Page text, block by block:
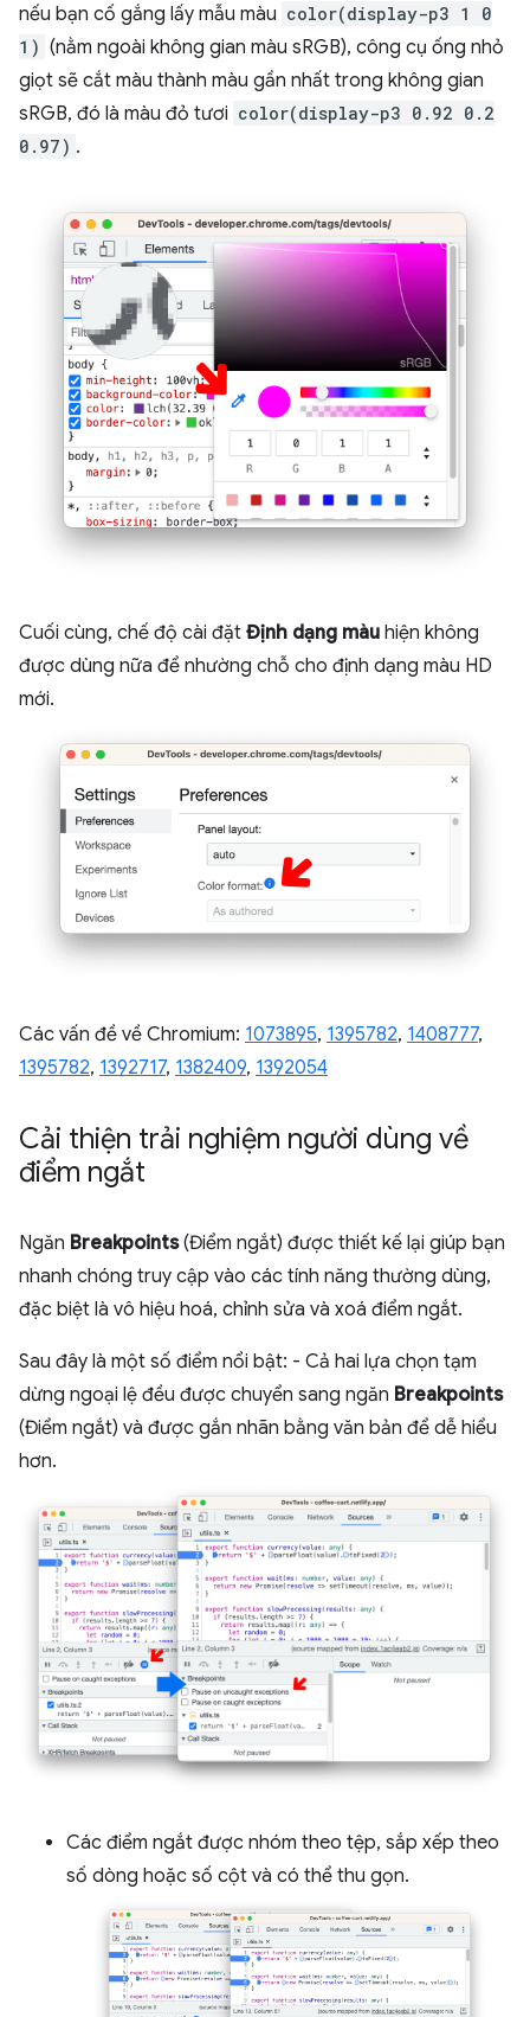
nếu bạn cố gắng lấy mẫu màu color(display-p3 1 0
1) (nằm ngoài không gian màu sRGB), công cụ ống nhỏ
giọt sẽ cắt màu thành màu gần nhất trong không gian
sRGB, đó là màu đỏ tươi color(display-p3 0.92 0.2
0.97) .
Cuối cùng, chế độ cài đặt Định dạng màu hiện không
được dùng nữa để nhường chỗ cho định dạng màu HD
mới.
Các vấn đề về Chromium: 1073895, 1395782, 1408777,
1395782, 1392717, 1382409, 1392054
Cải thiện trải nghiệm người dùng về
điểm ngắt
Ngăn Breakpoints(Điểm ngắt) được thiết kế lại giúp bạn
nhanh chóng truy cập vào các tính năng thường dùng,
đặc biệt là vô hiệu hoá, chỉnh sửa và xoá điểm ngắt.
Sau đây là một số điểm nổi bật: - Cả hai lựa chọn tạm
dừng ngoại lệ đều được chuyển sang ngăn Breakpoints
(Điểm ngắt) và được gắn nhãn bằng văn bản để dễ hiểu
hơn.
Các điểm ngắt được nhóm theo tệp, sắp xếp theo
số dòng hoặc số cột và có thể thu gọn.